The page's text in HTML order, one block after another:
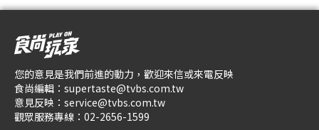
您的意見是我們前進的動力，歡迎來信或來電反映
食尚編輯： supertaste@tvbs.com.tw
意見反映： service@tvbs.com.tw
觀眾服務專線： 02-2656-1599